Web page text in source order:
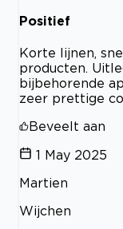
Positief
Korte lijnen,
producten.
bijbehorende
zeer prettige
Beveelt aan
1 May 2025
Martien
Wijchen